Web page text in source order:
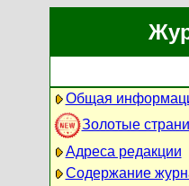
Общая
Золотые
Адреса редакции
Содержание